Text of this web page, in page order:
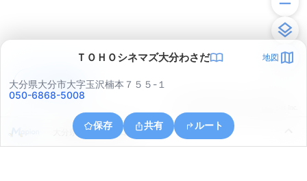
ＴＯＨＯシネマズ大分わさだ 地図
大分県大分市大字玉沢楠本７５５-１
050-6868-5008
保存 共有 ルート
大分県大分市大字口戸
アプリで見る